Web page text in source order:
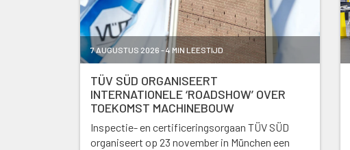
7 AUGUSTUS 2026 - 4 MIN LEESTIJD
TÜV SÜD ORGANISEERT
INTERNATIONELE ‘ROADSHOW’ OVER
TOEKOMST MACHINEBOUW
Inspectie- en certificeringsorgaan TÜV SÜD
organiseert op 23 november in München een